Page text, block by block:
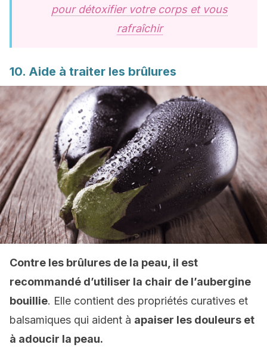
pour détoxifier votre corps et vous
rafraîchir
10. Aide à traiter les brûlures
Contre les brûlures de la peau, il est
recommandé d’utiliser la chair de l’aubergine
bouillie. Elle contient des propriétés curatives et
balsamiques qui aident à apaiser les douleurs et
à adoucir la peau.